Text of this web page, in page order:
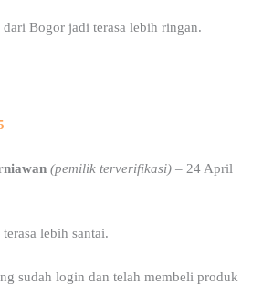
dari Bogor jadi terasa lebih ringan.
(pemilik terverifikasi) – 24 April
lebih santai.
sudah login dan telah membeli produk